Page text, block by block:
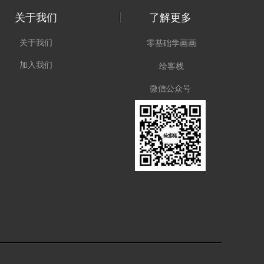
关于我们
关于我们
加入我们
了解更多
零基础学画画
绘客栈
微信公众号